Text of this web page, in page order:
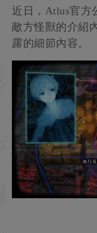
近日，Atlus官方
敵方怪獸的介紹
露的細節內容。